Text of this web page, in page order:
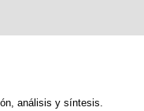
análisis y síntesis.